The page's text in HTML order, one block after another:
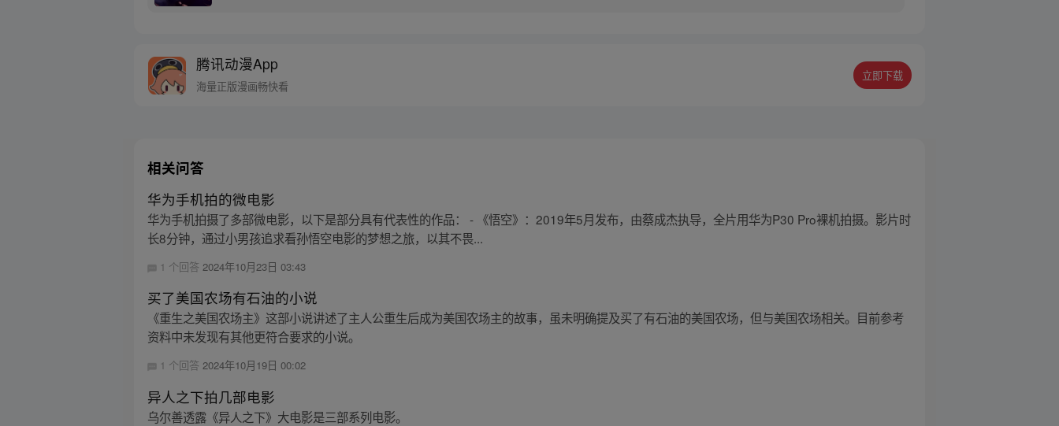
腾讯动漫App
海量正版漫画畅快看
立即下载
相关问答
华为手机拍的微电影
华为手机拍摄了多部微电影，以下是部分具有代表性的作品： - 《悟空》：2019年5月发布，由蔡成杰执导，全片用华为P30 Pro裸机拍摄。影片时
长8分钟，通过小男孩追求看孙悟空电影的梦想之旅，以其不畏...
1 个回答2024年10月23日 03:43
买了美国农场有石油的小说
《重生之美国农场主》这部小说讲述了主人公重生后成为美国农场主的故事，虽未明确提及买了有石油的美国农场，但与美国农场相关。目前参考
资料中未发现有其他更符合要求的小说。
1 个回答2024年10月19日 00:02
异人之下拍几部电影
乌尔善透露《异人之下》大电影是三部系列电影。